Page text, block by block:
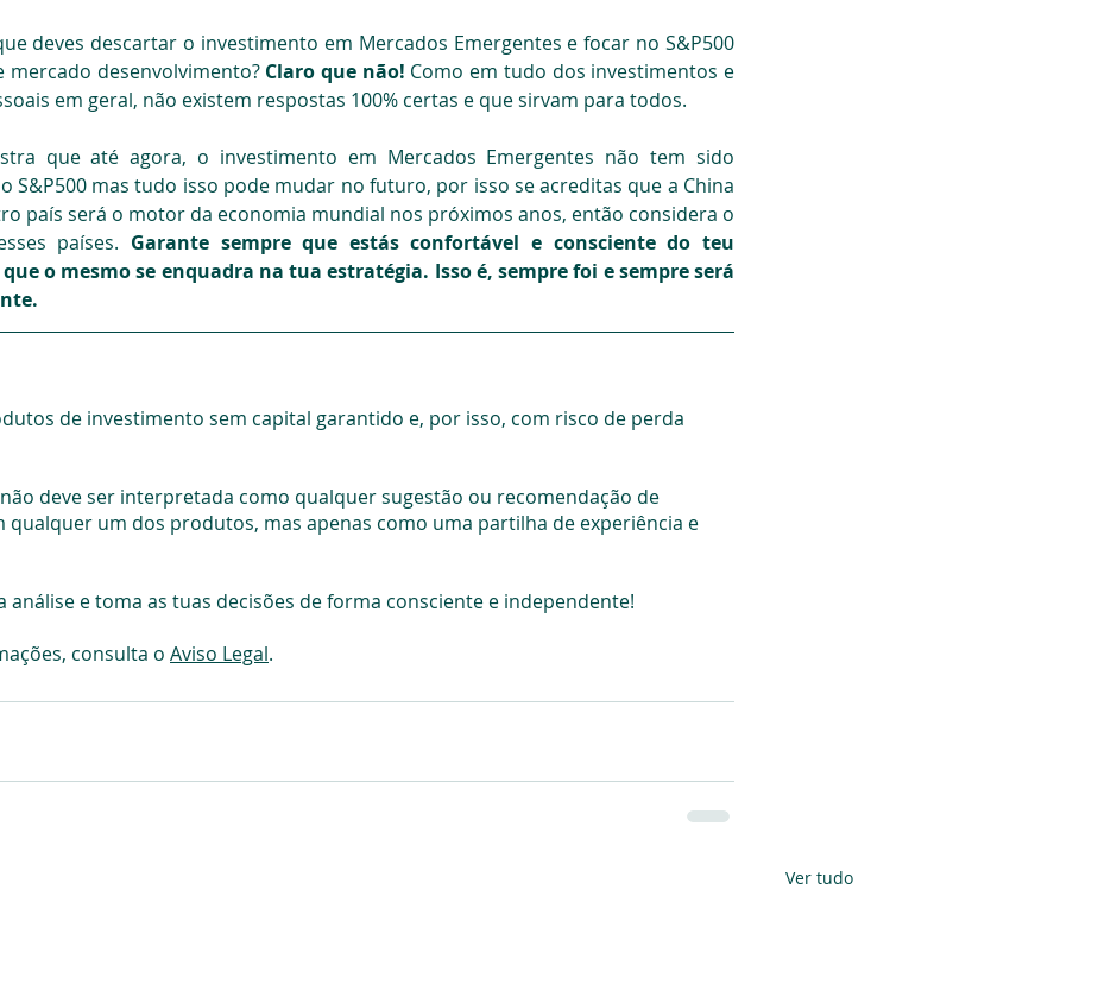
deves descartar o investimento em Mercados Emergentes e focar no S&P500
desenvolvimento? Claro que não! Como em tudo dos investimentos e
em geral, não existem respostas 100% certas e que sirvam para todos.
que até agora, o investimento em Mercados Emergentes não tem sido
S&P500 mas tudo isso pode mudar no futuro, por isso se acreditas que a China
país será o motor da economia mundial nos próximos anos, então considera o
países. Garante sempre que estás confortável e consciente do teu
o mesmo se enquadra na tua estratégia. Isso é, sempre foi e sempre será
de investimento sem capital garantido e, por isso, com risco de perda
deve ser interpretada como qualquer sugestão ou recomendação de
qualquer um dos produtos, mas apenas como uma partilha de experiência e
análise e toma as tuas decisões de forma consciente e independente!
consulta o Aviso Legal.
Ver tudo